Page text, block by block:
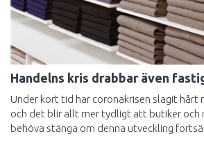
Handelns kris drabbar även
Under kort tid har coronakrisen slagit hårt
och det blir allt mer tydligt att butiker och
behöva stänga om denna utveckling